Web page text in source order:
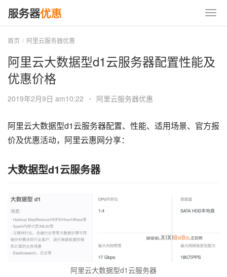
首页 阿里云服务器优惠
阿里云大数据型d1云服务器配置性能及
优惠价格
2019年2月9日 am10:22 • 阿里云服务器优惠
阿里云大数据型d1云服务器配置、性能、适用场景、官方报
价及优惠活动，阿里云惠网分享：
大数据型d1云服务器
阿里云大数据型d1云服务器